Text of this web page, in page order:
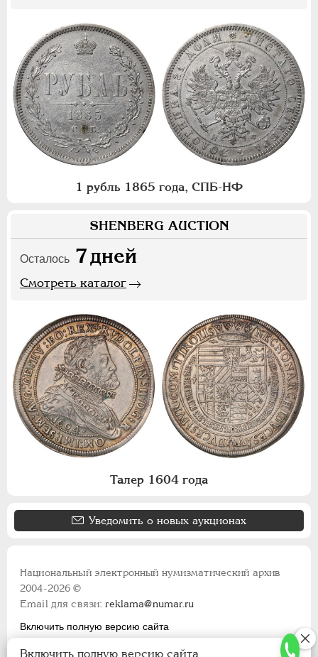
1 рубль 1865 года, СПБ-НФ
SHENBERG AUCTION
Осталось 7дней
Смотреть каталог
Талер 1604 года
Уведомить о новых аукционах
Национальный электронный нумизматический архив
2004-2026 ©
Email для связи:reklama@numar.ru
Включить полную версию сайта
Включить полную версию сайта